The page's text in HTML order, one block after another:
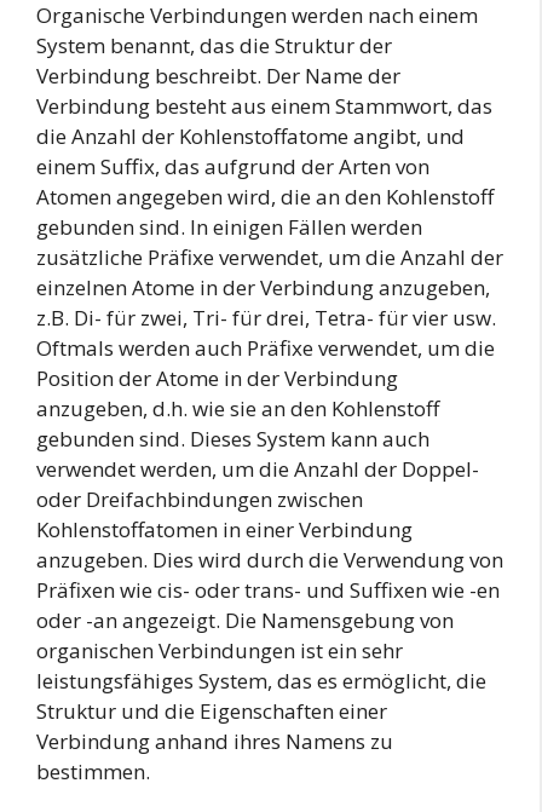
Organische Verbindungen werden nach einem
System benannt, das die Struktur der
Verbindung beschreibt. Der Name der
Verbindung besteht aus einem Stammwort, das
die Anzahl der Kohlenstoffatome angibt, und
einem Suffix, das aufgrund der Arten von
Atomen angegeben wird, die an den Kohlenstoff
gebunden sind. In einigen Fällen werden
zusätzliche Präfixe verwendet, um die Anzahl der
einzelnen Atome in der Verbindung anzugeben,
z.B. Di- für zwei, Tri- für drei, Tetra- für vier usw.
Oftmals werden auch Präfixe verwendet, um die
Position der Atome in der Verbindung
anzugeben, d.h. wie sie an den Kohlenstoff
gebunden sind. Dieses System kann auch
verwendet werden, um die Anzahl der Doppel-
oder Dreifachbindungen zwischen
Kohlenstoffatomen in einer Verbindung
anzugeben. Dies wird durch die Verwendung von
Präfixen wie cis- oder trans- und Suffixen wie -en
oder -an angezeigt. Die Namensgebung von
organischen Verbindungen ist ein sehr
leistungsfähiges System, das es ermöglicht, die
Struktur und die Eigenschaften einer
Verbindung anhand ihres Namens zu
bestimmen.